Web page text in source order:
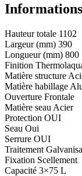
Hauteur totale 1102
Largeur (mm) 390
Longueur (mm) 800
Finition
Matière structure
Matière habillage
Ouverture Frontale
Matière seau Acier
Protection OUI
Seau Oui
Serrure OUI
Traitement
Fixation Scellement
Capacité 3×75 L